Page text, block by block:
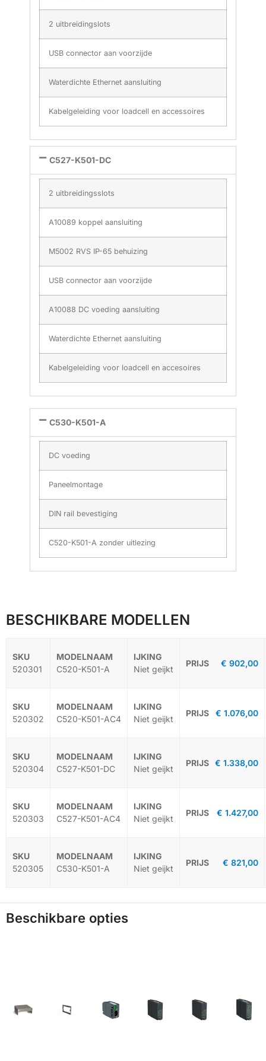
2 uitbreidingslots
USB connector aan voorzijde
Waterdichte Ethernet aansluiting
Kabelgeleiding voor loadcell en accessoires
C527-K501-DC
2 uitbreidingsslots
A10089 koppel aansluiting
M5002 RVS IP-65 behuizing
USB connector aan voorzijde
A10088 DC voeding aansluiting
Waterdichte Ethernet aansluiting
Kabelgeleiding voor loadcell en accesoires
C530-K501-A
DC voeding
Paneelmontage
DIN rail bevestiging
C520-K501-A zonder uitlezing
BESCHIKBARE MODELLEN
520301 C520-K501-A Niet geijkt
€ 902,00
-
520302 C520-K501-AC4 Niet geijkt
€ 1.076,00
-
520304 C527-K501-DC Niet geijkt
€ 1.338,00
-
520303 C527-K501-AC4 Niet geijkt
€ 1.427,00
-
520305 C530-K501-A Niet geijkt
€ 821,00
-
Beschikbare opties